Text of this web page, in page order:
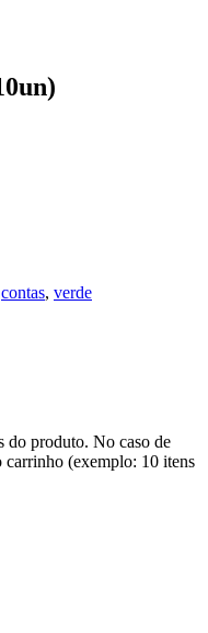
contas, verde
do produto. No caso de
carrinho (exemplo: 10 itens